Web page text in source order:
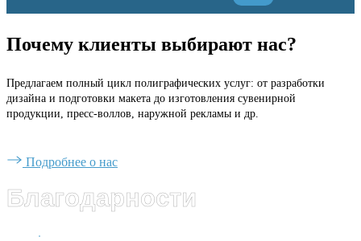
Почему клиенты выбирают нас?
Предлагаем полный цикл полиграфических услуг: от разработки
дизайна и подготовки макета до изготовления сувенирной
продукции, пресс-воллов, наружной рекламы и др.
Подробнее о нас
Благодарности